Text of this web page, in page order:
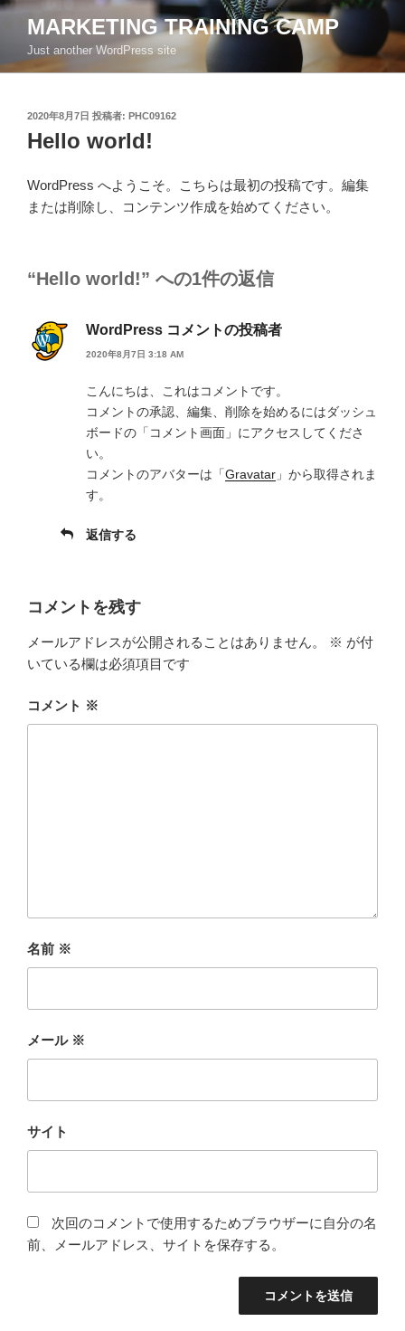
コ
ン
MARKETING TRAINING CAMP
Just another WordPress site
投
稿
日:
2020年8月7日 投稿者: PHC09162
Hello world!
WordPress へようこそ。こちらは最初の投稿です。編集
または削除し、コンテンツ作成を始めてください。
“Hello world!” への1件の返信
WordPress コメントの投稿者
2020年8月7日 3:18 AM
こんにちは、これはコメントです。
コメントの承認、編集、削除を始めるにはダッシュ
ボードの「コメント画面」にアクセスしてくださ
い。
コメントのアバターは「Gravatar 」から取得されま
す。
返信する
コメントを残す
メールアドレスが公開されることはありません。 ※ が付
いている欄は必須項目です
コメント ※
名前 ※
メール ※
サイト
次回のコメントで使用するためブラウザーに自分の名
前、メールアドレス、サイトを保存する。